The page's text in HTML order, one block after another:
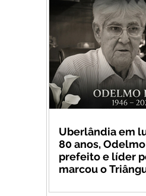
Uberlândia em
80 anos,
prefeito e líder
marcou o